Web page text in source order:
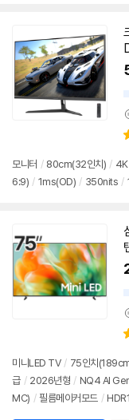
동
영
상
모니터 / 80cm(32인치) /
6:9) / 1ms(OD) / 350nits /
미니LED TV / 75인치
급 / 2026년형 / NQ4 AI
MC) / 필름메이커모드 /